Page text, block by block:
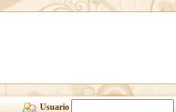
Usuario